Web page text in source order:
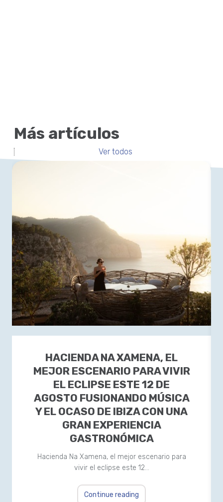
Más artículos
Ver todos
HACIENDA NA XAMENA, EL
MEJOR ESCENARIO PARA VIVIR
EL ECLIPSE ESTE 12 DE
AGOSTO FUSIONANDO MÚSICA
Y EL OCASO DE IBIZA CON UNA
GRAN EXPERIENCIA
GASTRONÓMICA
Hacienda Na Xamena, el mejor escenario para
vivir el eclipse este 12…
Continue reading